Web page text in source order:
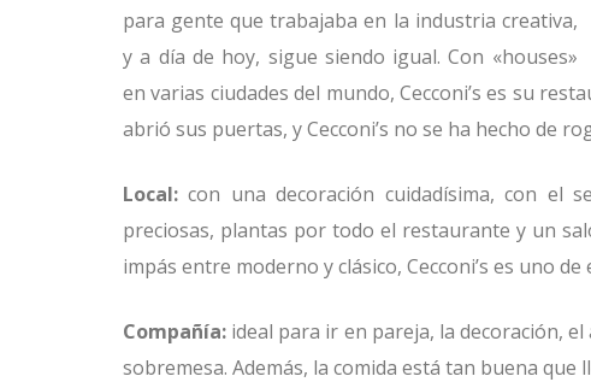
para gente que trabajaba en la industria creativa,
y a día de hoy, sigue siendo igual. Con «houses»
en varias ciudades del mundo, Cecconi’s es su
abrió sus puertas, y Cecconi’s no se ha hecho de
Local: con una decoración cuidadísima, con el
preciosas, plantas por todo el restaurante y un
impás entre moderno y clásico, Cecconi’s es uno
Compañía: ideal para ir en pareja, la decoración,
sobremesa. Además, la comida está tan buena